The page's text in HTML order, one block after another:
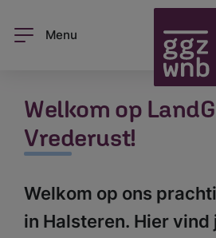
Menu
Welkom op
Vrederust!
Welkom op ons
in Halsteren. Hier vind